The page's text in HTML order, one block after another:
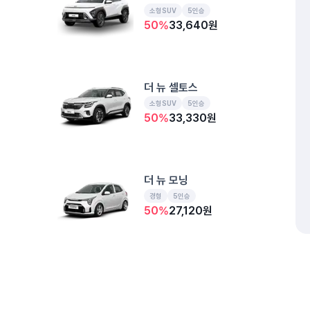
소형SUV 5인승
50%33,640원
더 뉴 셀토스
소형SUV 5인승
50%33,330원
더 뉴 모닝
경형 5인승
50%27,120원